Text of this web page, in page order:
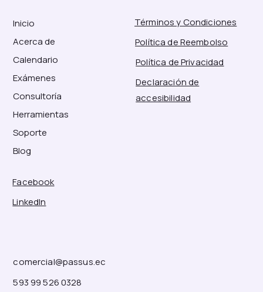
Inicio
Acerca de
Calendario
Exámenes
Consultoría
Herramientas
Soporte
Blog
Términos y Condiciones
Política de Reembolso
Política de Privacidad
Declaración de
accesibilidad
Facebook
LinkedIn
comercial@passus.ec
593 99 526 0328